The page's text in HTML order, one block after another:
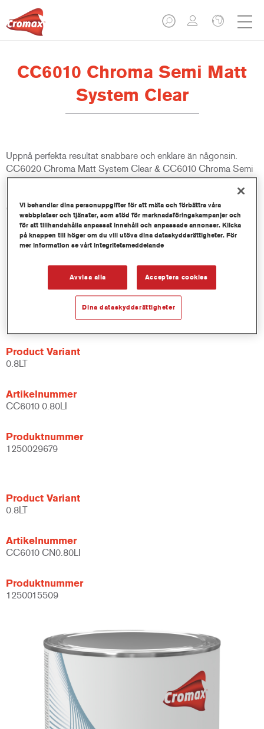
CC6010 Chroma Semi Matt
System Clear
Uppnå perfekta resultat snabbare och enklare än någonsin.
CC6020 Chroma Matt System Clear & CC6010 Chroma Semi
Matt System Clear matchar varje matt finish - även för de
ultralåga glansnivåerna. Med betydligt kortare torktider ökar
detta klassens bästa system också verkstadens produktivitet.
Produktfunktioner
Lämplig för reparation av moderna ultramatta OEM-lacker
Brett utbud av glansnivåer från 5 till 65 glansenheter vid 60°
Lätt applicering i dagligt arbete
Mycket goda torkegenskaper: 30 min vid 60 °C
Utmärkt homogent utseende
Product Variant
0.8LT
Artikelnummer
CC6010 0.80LI
Produktnummer
1250029679
Product Variant
0.8LT
Artikelnummer
CC6010 CN0.80LI
Produktnummer
1250015509
Vi behandlar dina personuppgifter för att mäta och förbättra våra
webbplatser och tjänster, som stöd för marknadsföringskampanjer och
för att tillhandahålla anpassat innehåll och anpassade annonser. Klicka
på knappen till höger om du vill utöva dina dataskyddsrättigheter. För
mer information se vårt integritetsmeddelande
Avvisa alla Acceptera cookies
Dina dataskyddsrättigheter